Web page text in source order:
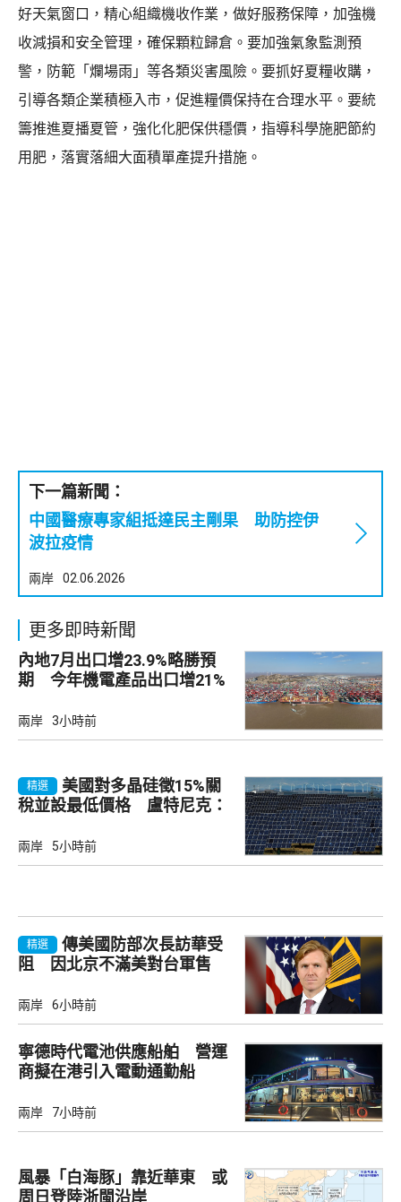
好天氣窗口，精心組織機收作業，做好服務保障，加強機
收減損和安全管理，確保顆粒歸倉。要加強氣象監測預
警，防範「爛場雨」等各類災害風險。要抓好夏糧收購，
引導各類企業積極入市，促進糧價保持在合理水平。要統
籌推進夏播夏管，強化化肥保供穩價，指導科學施肥節約
用肥，落實落細大面積單產提升措施。
下一篇新聞：
中國醫療專家組抵達民主剛果 助防控伊
波拉疫情
兩岸 02.06.2026
更多即時新聞
內地7月出口增23.9%略勝預
期 今年機電產品出口增21%
兩岸 3小時前
精選
美國對多晶硅徵15%關
稅並設最低價格 盧特尼克：
兩岸 5小時前
精選
傳美國防部次長訪華受
阻 因北京不滿美對台軍售
兩岸 6小時前
寧德時代電池供應船舶 營運
商擬在港引入電動通勤船
兩岸 7小時前
風暴「白海豚」靠近華東 或
周日登陸浙閩沿岸